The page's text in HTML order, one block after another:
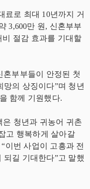
료로 최대 10년까지 거
3,600만 원, 신혼부부
비 절감 효과를 기대할
혼부부들이 안정된 첫
의 상징이다”며 청년
함께 기원했다.
은 청년과 귀농어 귀촌
고 행복하게 살아갈
이번 사업이 고흥과 전
되길 기대한다”고 말했